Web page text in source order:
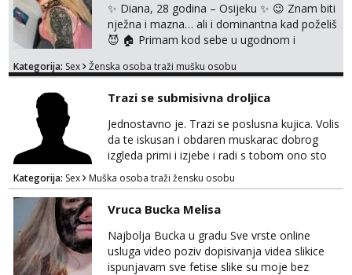
✨ Diana, 28 godina – Osijeku ✨ 😉 Znam biti
nježna i mazna… ali i dominantna kad poželiš
😈 🏠 Primam kod sebe u ugodnom i
atmosfera, dobra energija i nezaboravan
pušenje bez zaštite 🖤 erotsko rublje 🍑
analno uz nadoplatu 💦 svršavanje po tijelu ⛓️
strap on service 👠 dominacija, šamaranje i
kinky igrice ...
Kategorija: Sex Ženska osoba traži mušku osobu
Trazi se submisivna droljica
Jednostavno je. Trazi se poslusna kujica. Volis
da te iskusan i obdaren muskarac dobrog
izgleda primi i izjebe i radi s tobom ono sto
on zeli raditi. Cura si van okvira,kinky i
poslusna. Idealno 25 godina max okvirno 40.
Nikakve umisljene femy ko fol ljepotice me ne
interesiraju. Stop pederima i slicnima. Stop
bonovima i slicne gluposti. Javi se sa slikom i
ukratko o sebi na: naal_naal@yahoo...
Kategorija: Sex Muška osoba traži žensku osobu
Vruca Bucka Melisa
Najbolja Bucka u gradu Sve vrste online
usluga video poziv dopisivanja videa slikice
ispunjavam sve fetise slike su moje bez